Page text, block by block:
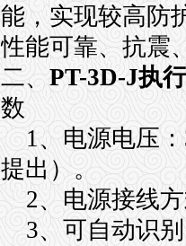
能，实现较高防
性能可靠、抗震
二、 PT-3D-J执
数
1、电源电压：
提出）。
2、电源接线方
3、可自动识别